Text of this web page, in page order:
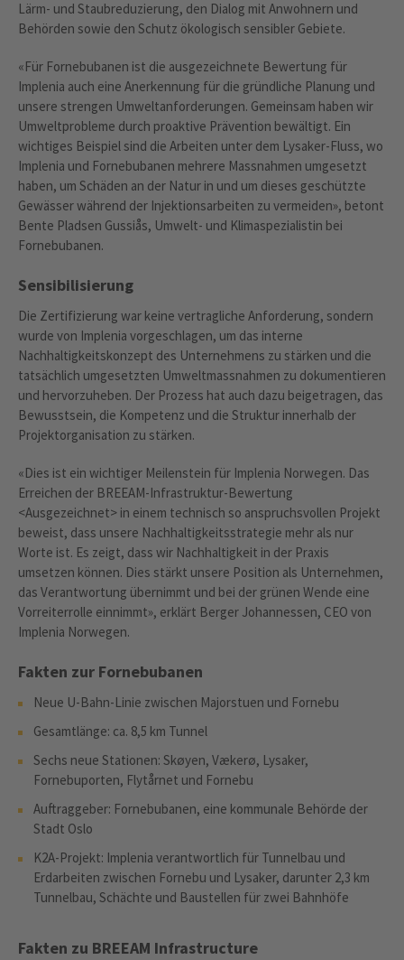
Lärm- und Staubreduzierung, den Dialog mit Anwohnern und
Behörden sowie den Schutz ökologisch sensibler Gebiete.
«Für Fornebubanen ist die ausgezeichnete Bewertung für
Implenia auch eine Anerkennung für die gründliche Planung und
unsere strengen Umweltanforderungen. Gemeinsam haben wir
Umweltprobleme durch proaktive Prävention bewältigt. Ein
wichtiges Beispiel sind die Arbeiten unter dem Lysaker-Fluss, wo
Implenia und Fornebubanen mehrere Massnahmen umgesetzt
haben, um Schäden an der Natur in und um dieses geschützte
Gewässer während der Injektionsarbeiten zu vermeiden», betont
Bente Pladsen Gussiås, Umwelt- und Klimaspezialistin bei
Fornebubanen.
Sensibilisierung
Die Zertifizierung war keine vertragliche Anforderung, sondern
wurde von Implenia vorgeschlagen, um das interne
Nachhaltigkeitskonzept des Unternehmens zu stärken und die
tatsächlich umgesetzten Umweltmassnahmen zu dokumentieren
und hervorzuheben. Der Prozess hat auch dazu beigetragen, das
Bewusstsein, die Kompetenz und die Struktur innerhalb der
Projektorganisation zu stärken.
«Dies ist ein wichtiger Meilenstein für Implenia Norwegen. Das
Erreichen der BREEAM-Infrastruktur-Bewertung
<Ausgezeichnet> in einem technisch so anspruchsvollen Projekt
beweist, dass unsere Nachhaltigkeitsstrategie mehr als nur
Worte ist. Es zeigt, dass wir Nachhaltigkeit in der Praxis
umsetzen können. Dies stärkt unsere Position als Unternehmen,
das Verantwortung übernimmt und bei der grünen Wende eine
Vorreiterrolle einnimmt», erklärt Berger Johannessen, CEO von
Implenia Norwegen.
Fakten zur Fornebubanen
Neue U-Bahn-Linie zwischen Majorstuen und Fornebu
Gesamtlänge: ca. 8,5 km Tunnel
Sechs neue Stationen: Skøyen, Vækerø, Lysaker,
Fornebuporten, Flytårnet und Fornebu
Auftraggeber: Fornebubanen, eine kommunale Behörde der
Stadt Oslo
K2A-Projekt: Implenia verantwortlich für Tunnelbau und
Erdarbeiten zwischen Fornebu und Lysaker, darunter 2,3 km
Tunnelbau, Schächte und Baustellen für zwei Bahnhöfe
Fakten zu BREEAM Infrastructure